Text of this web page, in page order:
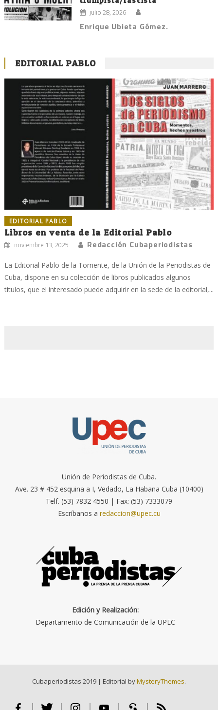
julio 28, 2026
Enrique Ubieta Gómez.
EDITORIAL PABLO
EDITORIAL PABLO
Libros en venta de la Editorial Pablo
noviembre 13, 2025 Redacción Cubaperiodistas
La Editorial Pablo de la Torriente, de la Unión de la Periodistas de
Cuba, dispone en su colección de libros publicados algunos
títulos, que el interesado puede adquirir en la sede de la editorial,...
Unión de Periodistas de Cuba.
Ave. 23 # 452 esquina a I, Vedado, La Habana Cuba (10400)
Telf. (53) 7832 4550 | Fax: (53) 7333079
Escríbanos a redaccion@upec.cu
Edición y Realización:
Departamento de Comunicación de la UPEC
Cubaperiodistas 2019 | Editorial byMysteryThemes.